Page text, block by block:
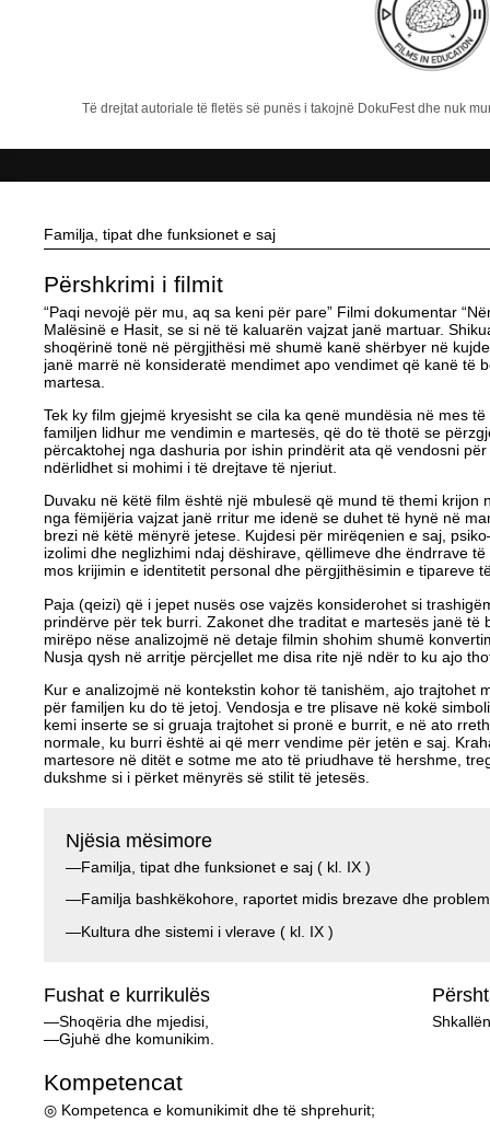
Të drejtat autoriale të fletës së punës i takojnë DokuFest dhe nuk
Familja, tipat dhe funksionet e saj
Përshkrimi i filmit
“Paqi nevojë për mu, aq sa keni për pare” Filmi dokumentar
Malësinë e Hasit, se si në të kaluarën vajzat janë martuar.
shoqërinë tonë në përgjithësi më shumë kanë shërbyer në
janë marrë në konsideratë mendimet apo vendimet që kanë të
martesa.
Tek ky film gjejmë kryesisht se cila ka qenë mundësia në mes
familjen lidhur me vendimin e martesës, që do të thotë se
përcaktohej nga dashuria por ishin prindërit ata që vendosni
ndërlidhet si mohimi i të drejtave të njeriut.
Duvaku në këtë film është një mbulesë që mund të themi
nga fëmijëria vajzat janë rritur me idenë se duhet të hynë në
brezi në këtë mënyrë jetese. Kujdesi për mirëqenien e saj,
izolimi dhe neglizhimi ndaj dëshirave, qëllimeve dhe ëndrrave
mos krijimin e identitetit personal dhe përgjithësimin e tipareve
Paja (qeizi) që i jepet nusës ose vajzës konsiderohet si
prindërve për tek burri. Zakonet dhe traditat e martesës janë të
mirëpo nëse analizojmë në detaje filmin shohim shumë
Nusja qysh në arritje përcjellet me disa rite një ndër to ku ajo
Kur e analizojmë në kontekstin kohor të tanishëm, ajo trajtohet
për familjen ku do të jetoj. Vendosja e tre plisave në kokë
kemi inserte se si gruaja trajtohet si pronë e burrit, e në ato
normale, ku burri është ai që merr vendime për jetën e saj.
martesore në ditët e sotme me ato të priudhave të hershme,
dukshme si i përket mënyrës së stilit të jetesës.
Njësia mësimore
—Familja, tipat dhe funksionet e saj ( kl. IX )
—Familja bashkëkohore, raportet midis brezave dhe
—Kultura dhe sistemi i vlerave ( kl. IX )
Fushat e kurrikulës
—Shoqëria dhe mjedisi,
—Gjuhë dhe komunikim.
Kompetencat
◎ Kompetenca e komunikimit dhe të shprehurit;